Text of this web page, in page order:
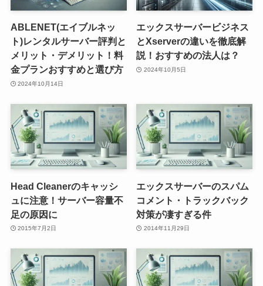
ABLENET(エイブルネッ
ト)レンタルサーバー評判と
メリット・デメリット！料
金プランおすすめと選び方
2024年10月14日
エックスサーバービジネス
とXserverの違いを徹底解
説！おすすめの法人は？
2024年10月5日
Head Cleanerのキャッシ
ュに注意！サーバー容量不
足の原因に
2015年7月2日
エックスサーバーのスパム
コメント・トラックバック
対策が凄すぎる件
2014年11月29日